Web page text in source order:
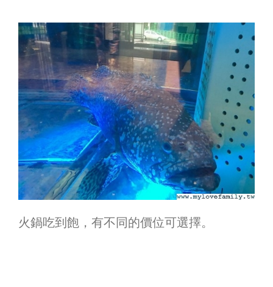
火鍋吃到飽，有不同的價位可選擇。